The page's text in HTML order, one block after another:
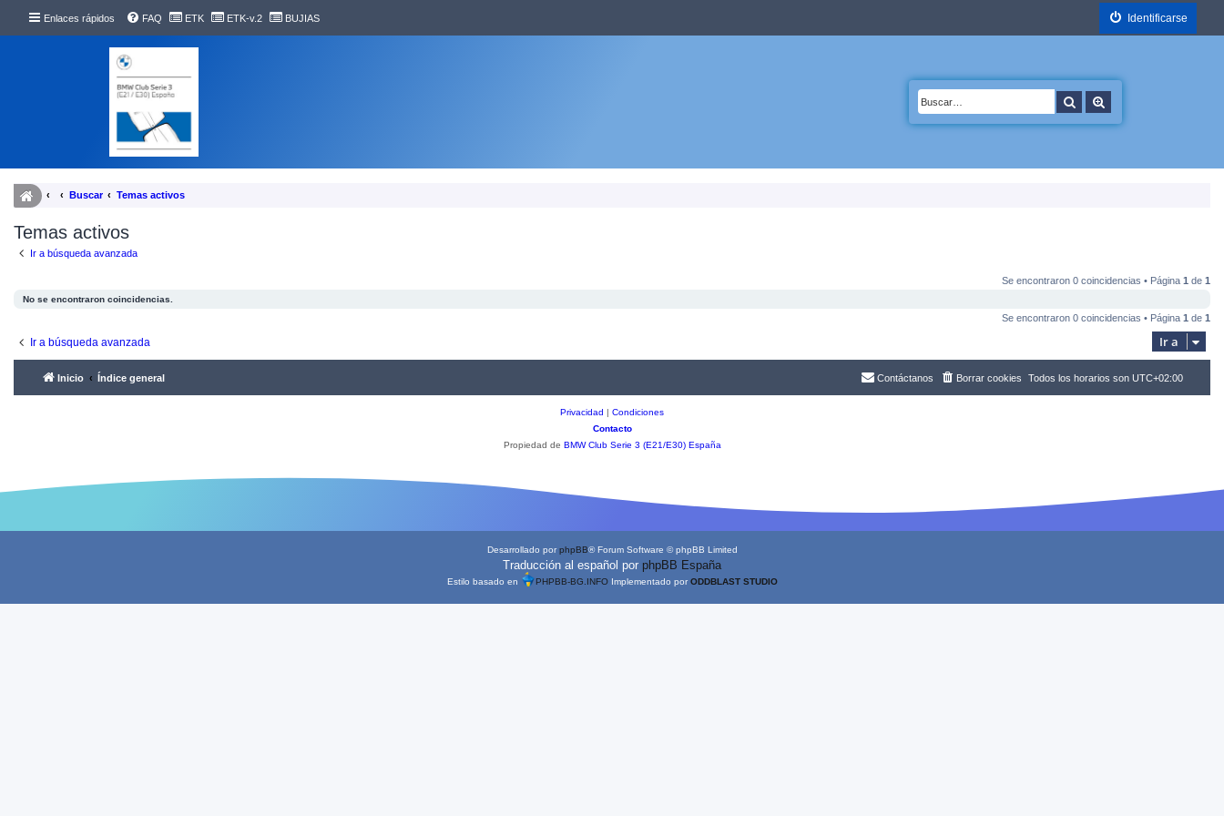
Enlaces rápidos FAQ ETK ETK-v.2 BUJIAS Identificarse
Buscar
Buscar Temas activos
Temas activos
Ir a búsqueda avanzada
Se encontraron 0 coincidencias • Página 1 de 1
No se encontraron coincidencias.
Se encontraron 0 coincidencias • Página 1 de 1
Ir a búsqueda avanzada Ir a
Inicio Índice general Todos los horarios son UTC+02:00
Borrar cookies
Contáctanos
Privacidad | Condiciones
Contacto
Propiedad de BMW Club Serie 3 (E21/E30) España
Desarrollado porphpBB® Forum Software © phpBB Limited
Traducción al español por phpBB España
Estilo basado en PHPBB-BG.INFOImplementado porODDBLAST STUDIO